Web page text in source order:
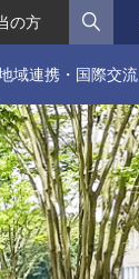
の方
域連携・国際交流